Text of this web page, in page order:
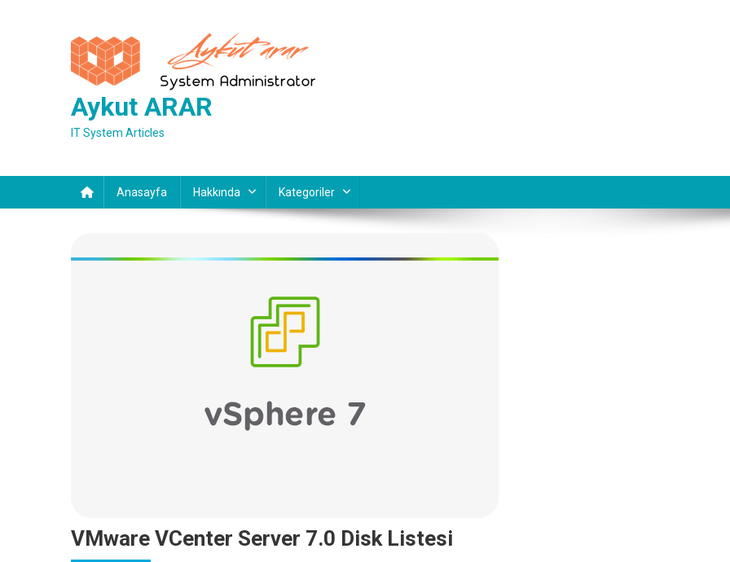
Aykut ARAR
IT System Articles
Anasayfa Hakkında Kategoriler
VMware VCenter Server 7.0 Disk Listesi